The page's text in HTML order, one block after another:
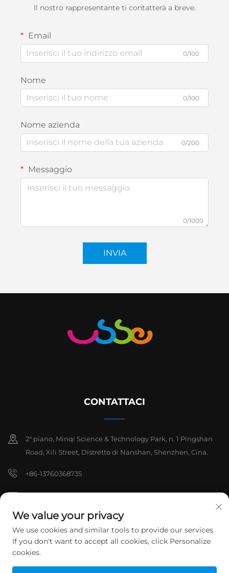
Il nostro rappresentante ti contatterà a breve.
Email
0/100
Nome
0/100
Nome azienda
0/200
Messaggio
0/1000
INVIA
CONTATTACI
2° piano, Minqi Science & Technology Park, n. 1 Pingshan
Road, Xili Street, Distretto di Nanshan, Shenzhen, Cina.
+86-13760368735
[email protected]
Copyright © 2026 Shenzhen Hanchuan Industrial Co., Ltd. Tutti i
diritti riservati.
Informativa sulla privacy
We value your privacy
We use cookies and similar tools to provide our services.
If you don't want to accept all cookies, click Personalize
cookies.